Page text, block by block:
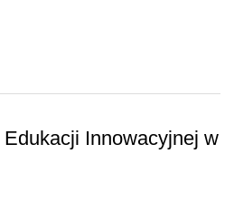
Edukacji Innowacyjnej w